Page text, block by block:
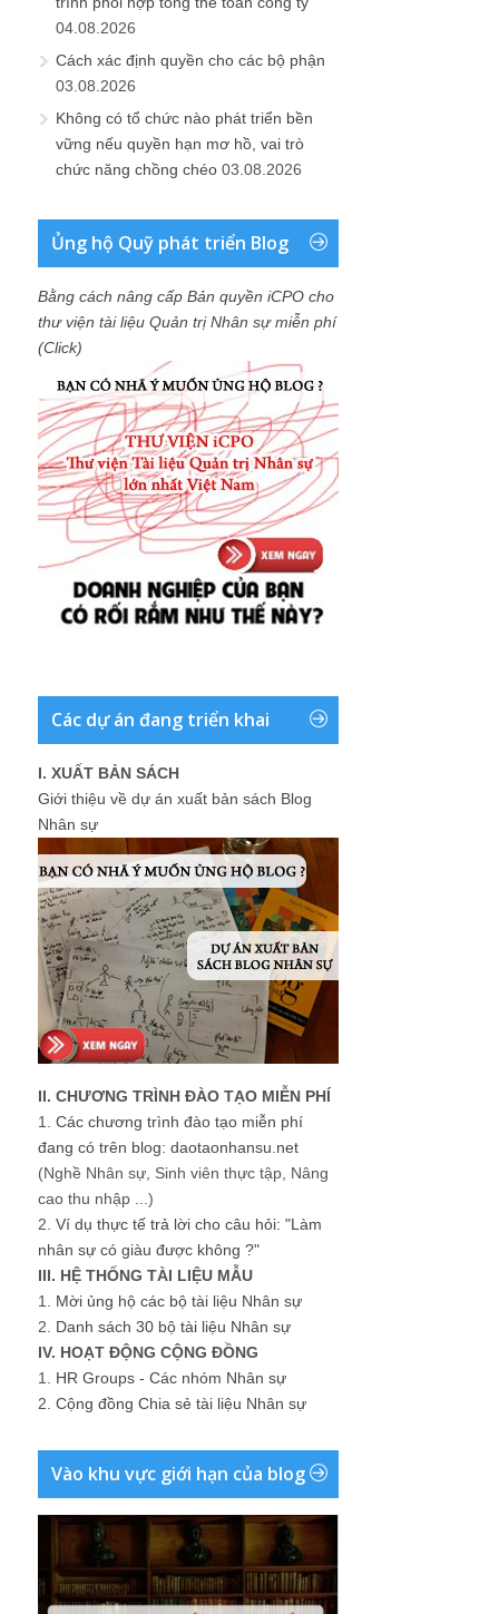
04.08.2026
Cách xác định quyền cho các bộ phận
03.08.2026
Không có tổ chức nào phát triển bền
vững nếu quyền hạn mơ hồ, vai trò
chức năng chồng chéo 03.08.2026
Ủng hộ Quỹ phát triển Blog
Bằng cách nâng cấp Bản quyền iCPO cho
thư viện tài liệu Quản trị Nhân sự miễn phí
(Click)
Các dự án đang triển khai
I. XUẤT BẢN SÁCH
Giới thiệu về dự án xuất bản sách Blog
Nhân sự
II. CHƯƠNG TRÌNH ĐÀO TẠO MIỄN PHÍ
1. Các chương trình đào tạo miễn phí
đang có trên blog: daotaonhansu.net
(Nghề Nhân sự, Sinh viên thực tập, Nâng
cao thu nhập ...)
2. Ví dụ thực tế trả lời cho câu hỏi: "Làm
nhân sự có giàu được không ?"
III. HỆ THỐNG TÀI LIỆU MẪU
1. Mời ủng hộ các bộ tài liệu Nhân sự
2. Danh sách 30 bộ tài liệu Nhân sự
IV. HOẠT ĐỘNG CỘNG ĐỒNG
1. HR Groups - Các nhóm Nhân sự
2. Cộng đồng Chia sẻ tài liệu Nhân sự
Vào khu vực giới hạn của blog